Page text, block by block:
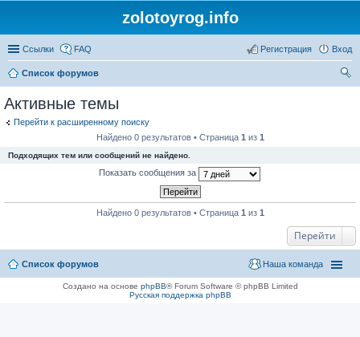
zolotoyrog.info
Ссылки FAQ Вход
Регистрация
Список форумов
Активные темы
Перейти к расширенному поиску
Найдено 0 результатов • Страница 1 из 1
Подходящих тем или сообщений не найдено.
Показать сообщения за
Найдено 0 результатов • Страница 1 из 1
Перейти
Список форумов Наша команда
Создано на основе phpBB® Forum Software © phpBB Limited
Русская поддержка phpBB